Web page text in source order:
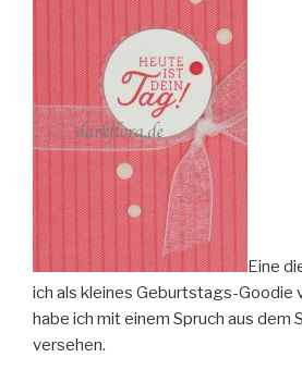
Eine
ich als kleines Geburtstags-Goodie
habe ich mit einem Spruch aus dem
versehen.